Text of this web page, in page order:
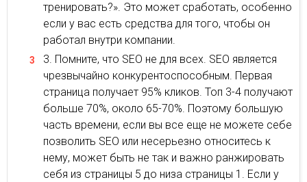
тренировать?». Это может сработать, особенно
если у вас есть средства для того, чтобы он
работал внутри компании.
Помните, что SEO не для всех. SEO является
чрезвычайно конкурентоспособным. Первая
страница получает 95% кликов. Топ 3-4 получают
больше 70%, около 65-70%. Поэтому большую
часть времени, если вы все еще не можете себе
позволить SEO или несерьезно относитесь к
нему, может быть не так и важно ранжировать
себя из страницы 5 до низа страницы 1. Если у